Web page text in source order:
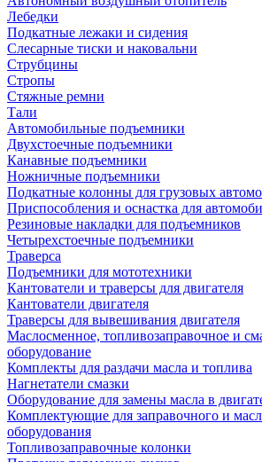
Лебедки
Подкатные лежаки и сидения
Слесарные тиски и наковальни
Струбцины
Стропы
Стяжные ремни
Тали
Автомобильные подъемники
Двухстоечные подъемники
Канавные подъемники
Ножничные подъемники
Подкатные колонны для грузовых
Приспособления и оснастка для
Резиновые накладки для подъемников
Четырехстоечные подъемники
Траверса
Подъемники для мототехники
Кантователи и траверсы для двигателя
Кантователи двигателя
Траверсы для вывешивания двигателя
Маслосменное, топливозаправочное и
оборудование
Комплекты для раздачи масла и топлива
Нагнетатели смазки
Оборудование для замены масла в
Комплектующие для заправочного и
оборудования
Топливозаправочные колонки